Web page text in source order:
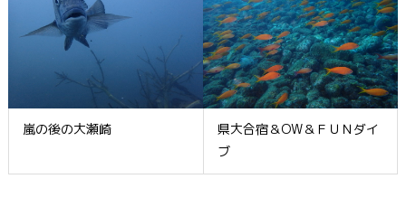
嵐の後の大瀬崎
県大合宿＆OW＆ＦＵＮダイ
ブ